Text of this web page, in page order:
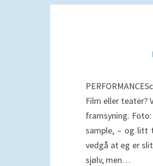
Film eller teater?
framsyning.
sample, – og litt
vedgå at eg er
sjølv, men…